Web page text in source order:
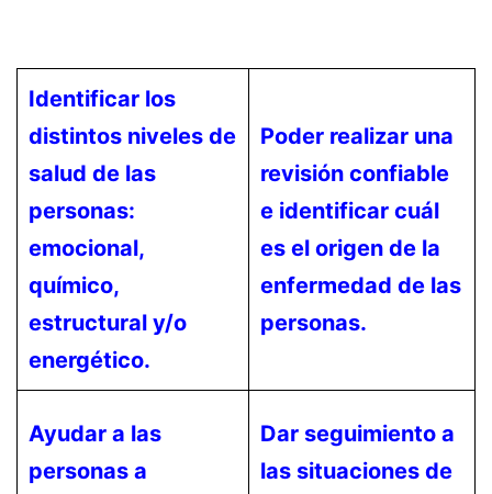
Identificar los
distintos niveles de
salud de las
personas:
emocional,
químico,
estructural y/o
energético.
Poder realizar una
revisión confiable
e identificar cuál
es el origen de la
enfermedad de las
personas.
Ayudar a las
personas a
Dar seguimiento a
las situaciones de